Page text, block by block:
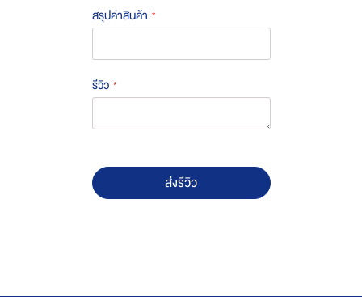
สรุปค่าสินค้า
รีวิว
ส่งรีวิว